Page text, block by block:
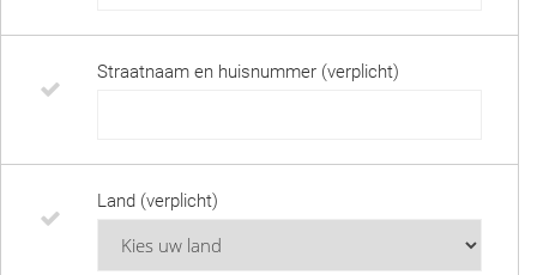
Straatnaam en huisnummer (verplicht)
Land (verplicht)